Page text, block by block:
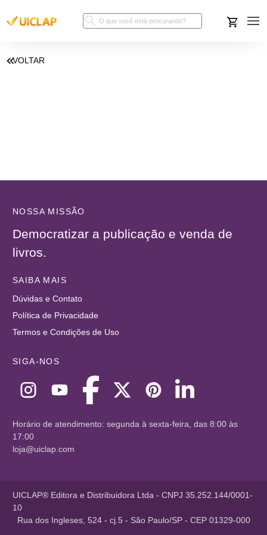
VOLTAR
NOSSA MISSÃO
Democratizar a publicação e venda de
livros.
SAIBA MAIS
Dúvidas e Contato
Política de Privacidade
Termos e Condições de Uso
SIGA-NOS
Horário de atendimento: segunda à sexta-feira, das 8:00 às
17:00
loja@uiclap.com
UICLAP® Editora e Distribuidora Ltda - CNPJ 35.252.144/0001-
10
Rua dos Ingleses, 524 - cj.5 - São Paulo/SP - CEP 01329-000